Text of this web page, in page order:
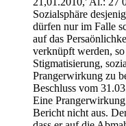
Sozialsphäre
dürfen nur im Falle
auf das
verknüpft werden,
Stigmatisierung,
Prangerwirkung zu
Beschluss vom
Eine
Bericht nicht aus.